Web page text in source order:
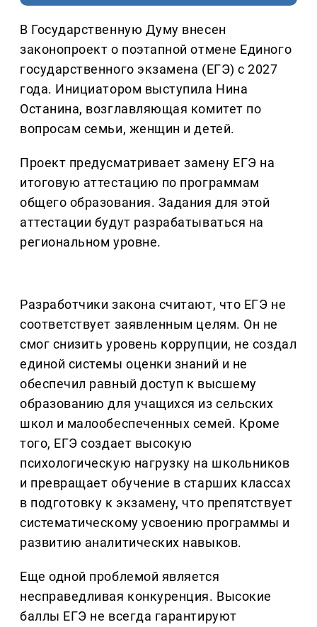
В Государственную Думу внесен
законопроект о поэтапной отмене Единого
государственного экзамена (ЕГЭ) с 2027
года. Инициатором выступила Нина
Останина, возглавляющая комитет по
вопросам семьи, женщин и детей.
Проект предусматривает замену ЕГЭ на
итоговую аттестацию по программам
общего образования. Задания для этой
аттестации будут разрабатываться на
региональном уровне.
Разработчики закона считают, что ЕГЭ не
соответствует заявленным целям. Он не
смог снизить уровень коррупции, не создал
единой системы оценки знаний и не
обеспечил равный доступ к высшему
образованию для учащихся из сельских
школ и малообеспеченных семей. Кроме
того, ЕГЭ создает высокую
психологическую нагрузку на школьников
и превращает обучение в старших классах
в подготовку к экзамену, что препятствует
систематическому усвоению программы и
развитию аналитических навыков.
Еще одной проблемой является
несправедливая конкуренция. Высокие
баллы ЕГЭ не всегда гарантируют